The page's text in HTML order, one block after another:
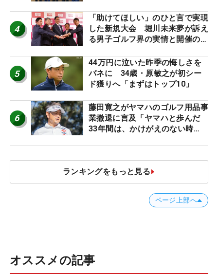
4
「助けてほしい」のひと言で実現
した新規大会 堀川未来夢が訴え
る男子ゴルフ界の実情と開催の舞
5
44万円に泣いた昨季の悔しさを
バネに 34歳・原敏之が初シー
ド獲りへ「まずはトップ10」
6
藤田寛之がヤマハのゴルフ用品事
業撤退に言及「ヤマハと歩んだ
33年間は、かけがえのない時
ランキングをもっと見る
ページ上部へ
オススメの記事